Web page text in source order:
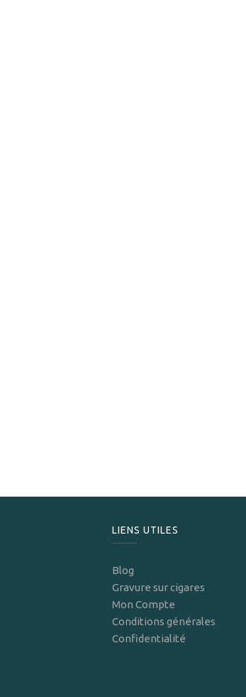
LIENS UTILES
Blog
Gravure sur cigares
Mon Compte
Conditions générales
Confidentialité